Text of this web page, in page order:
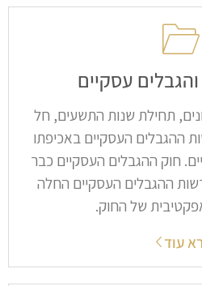
עסקיים
תחילת שנות התשעים, חל
ההגבלים העסקיים באכיפתו
חוק ההגבלים העסקיים כבר
ההגבלים העסקיים החלה
של החוק.
עוד